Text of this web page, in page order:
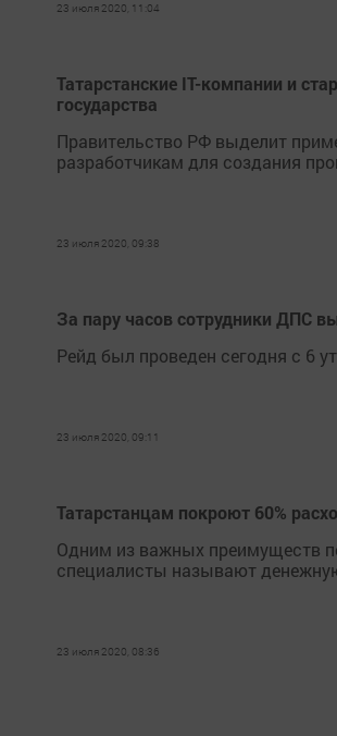
23 июля 2020, 11:04
Татарстанские IT-компании и
государства
Правительство РФ выделит
разработчикам для создания
23 июля 2020, 09:38
За пару часов сотрудники ДПС
Рейд был проведен сегодня с 6
23 июля 2020, 09:11
Татарстанцам покроют 60%
Одним из важных преимуществ
специалисты называют
23 июля 2020, 08:36